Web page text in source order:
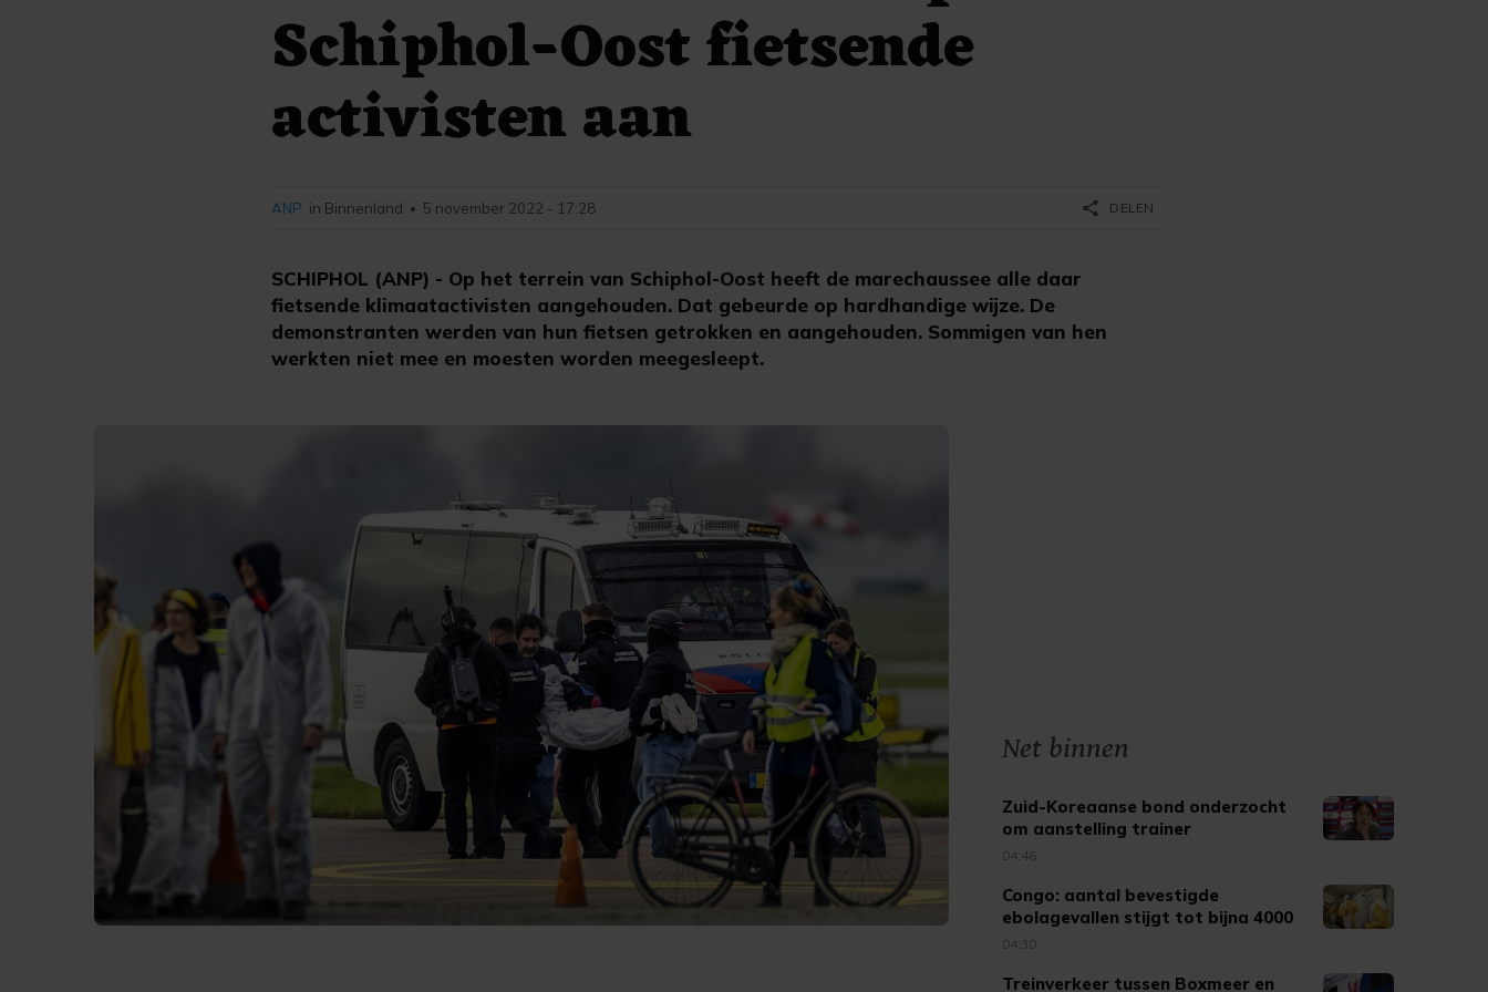
Schiphol-Oost fietsende
activisten aan
SCHIPHOL (ANP) - Op het terrein van Schiphol-Oost heeft de marechaussee alle daar
fietsende klimaatactivisten aangehouden. Dat gebeurde op hardhandige wijze. De
demonstranten werden van hun fietsen getrokken en aangehouden. Sommigen van hen
werkten niet mee en moesten worden meegesleept.
ANP in Binnenland • 5 november 2022 - 17:28 share DELEN
Net binnen
Zuid-Koreaanse bond onderzocht
om aanstelling trainer
04:46
Congo: aantal bevestigde
ebolagevallen stijgt tot bijna 4000
04:30
Treinverkeer tussen Boxmeer en